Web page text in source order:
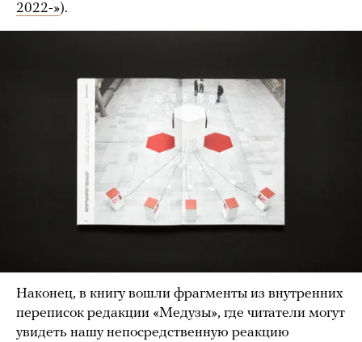
2022-»).
Наконец, в книгу вошли фрагменты из внутренних
переписок редакции «Медузы», где читатели могут
увидеть нашу непосредственную реакцию